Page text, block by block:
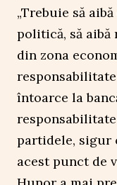
„Trebuie să
politică, să aibă
din zona
întoarce la
partidele, sigur
acest punct de